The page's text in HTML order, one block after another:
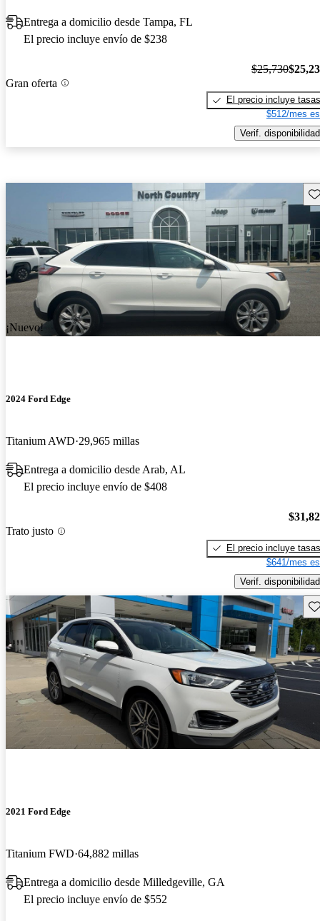
Entrega a domicilio desde Tampa, FL
El precio incluye envío de $238
Gran oferta
$25,730
El precio incluye tasas
$512/mes
Verif. disponibilidad
¡Nuevo!
2024 Ford Edge
Titanium AWD 29,965 millas
Entrega a domicilio desde Arab, AL
El precio incluye envío de $408
Trato justo
El precio incluye tasas
$641/mes
Verif. disponibilidad
2021 Ford Edge
Titanium FWD 64,882 millas
Entrega a domicilio desde Milledgeville, GA
El precio incluye envío de $552